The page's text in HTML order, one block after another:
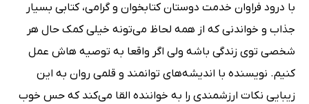
با درود فراوان خدمت دوستان کتابخوان و گرامی، کتابی بسیار
جذاب و خواندنی که از همه لحاظ می‌تونه خیلی کمک حال هر
شخصی توی زندگی باشه ولی اگر واقعا به توصیه هاش عمل
کنیم. ‌نویسنده با اندیشه‌های توانمند و قلمی روان به این
زیبایی نکات ارزشمندی را به خواننده القا می‌کند که حس خوب